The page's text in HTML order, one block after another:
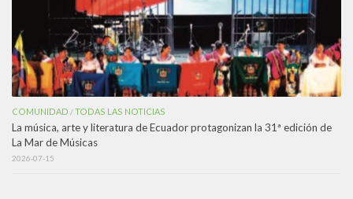
COMUNIDAD /TODAS LAS NOTICIAS
La música, arte y literatura de Ecuador protagonizan la 31ª edición de
La Mar de Músicas
2026-07-15